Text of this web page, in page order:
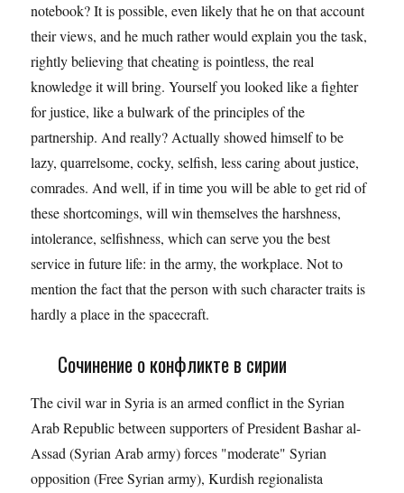
notebook? It is possible, even likely that he on that account
their views, and he much rather would explain you the task,
rightly believing that cheating is pointless, the real
knowledge it will bring. Yourself you looked like a fighter
for justice, like a bulwark of the principles of the
partnership. And really? Actually showed himself to be
lazy, quarrelsome, cocky, selfish, less caring about justice,
comrades. And well, if in time you will be able to get rid of
these shortcomings, will win themselves the harshness,
intolerance, selfishness, which can serve you the best
service in future life: in the army, the workplace. Not to
mention the fact that the person with such character traits is
hardly a place in the spacecraft.
Сочинение о конфликте в сирии
The civil war in Syria is an armed conflict in the Syrian
Arab Republic between supporters of President Bashar al-
Assad (Syrian Arab army) forces "moderate" Syrian
opposition (Free Syrian army), Kurdish regionalista